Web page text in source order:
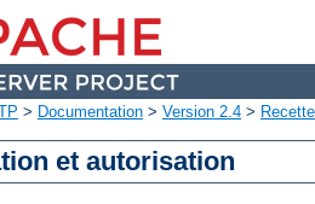
> Documentation > Version 2.4 >
et autorisation